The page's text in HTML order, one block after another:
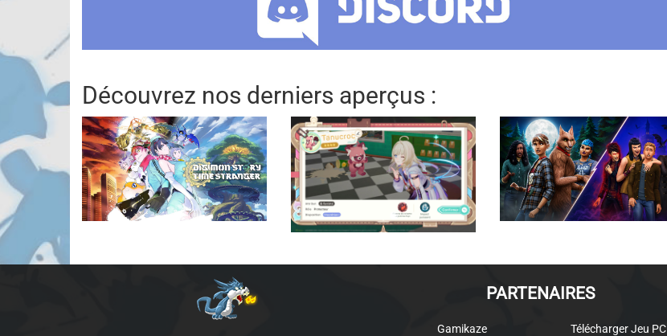
Découvrez nos derniers aperçus :
PARTENAIRES
Gamikaze
Télécharger Jeu PC